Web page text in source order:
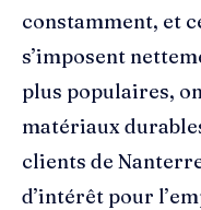
constamment, et
s’imposent
plus populaires,
matériaux
clients de
d’intérêt pour